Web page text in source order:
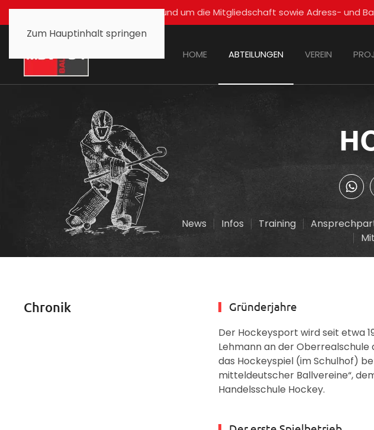
Zum Hauptinhalt springen
Für alle Fragen rund um die Mitgliedschaft sowie Adress- und
HOME ABTEILUNGEN VEREIN
News Infos Training
Chronik Gründerjahre
Der Hockeysport wird seit etwa
Lehmann an der Oberrealschule
das Hockeyspiel (im Schulhof)
mitteldeutscher Ballvereine“,
Handelsschule Hockey.